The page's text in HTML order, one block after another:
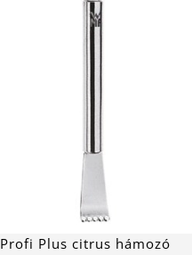
Profi Plus citrus hámozó